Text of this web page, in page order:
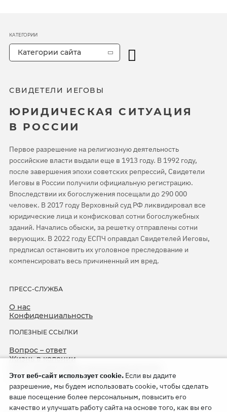
СВИДЕТЕЛИ ИЕГОВЫ
ЮРИДИЧЕСКАЯ СИТУАЦИЯ
В РОССИИ
Первое разрешение на религиозную деятельность
российские власти выдали еще в 1913 году. В 1992 году,
после завершения эпохи советских репрессий, Свидетели
Иеговы в России получили официальную регистрацию.
Впоследствии их богослужения посещали до 290 000
человек. В 2017 году Верховный суд РФ ликвидировал все
юридические лица и конфисковал сотни богослужебных
зданий. Начались обыски, за решетку отправлены сотни
верующих. В 2022 году ЕСПЧ оправдал Свидетелей Иеговы,
предписал остановить их уголовное преследование и
компенсировать весь причиненный им вред.
ПРЕСС-СЛУЖБА
О нас
Конфиденциальность
ПОЛЕЗНЫЕ ССЫЛКИ
Вопрос – ответ
Жизнь в колонии
75-я годовщина операции «Север»
КАТЕГОРИИ
Категории сайта
Этот веб-сайт использует cookie. Если вы дадите
разрешение, мы будем использовать cookie, чтобы сделать
ваше посещение более персональным, повысить его
качество и улучшать работу сайта на основе того, как вы его